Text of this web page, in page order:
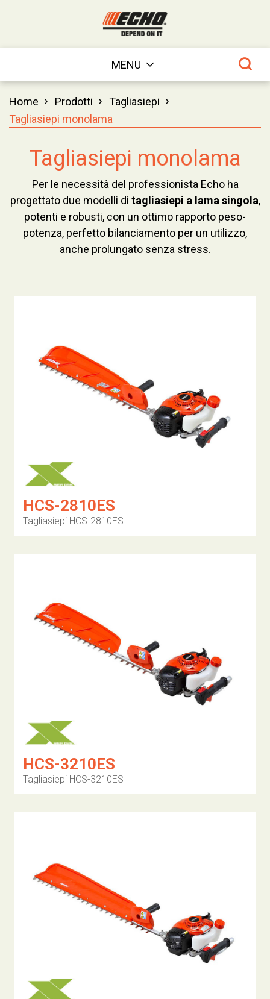
MENU
Home › Prodotti › Tagliasiepi ›
Tagliasiepi monolama
Tagliasiepi monolama
Per le necessità del professionista Echo ha
progettato due modelli di tagliasiepi a lama singola,
potenti e robusti, con un ottimo rapporto peso-
potenza, perfetto bilanciamento per un utilizzo,
anche prolungato senza stress.
HCS-2810ES
Tagliasiepi HCS-2810ES
HCS-3210ES
Tagliasiepi HCS-3210ES